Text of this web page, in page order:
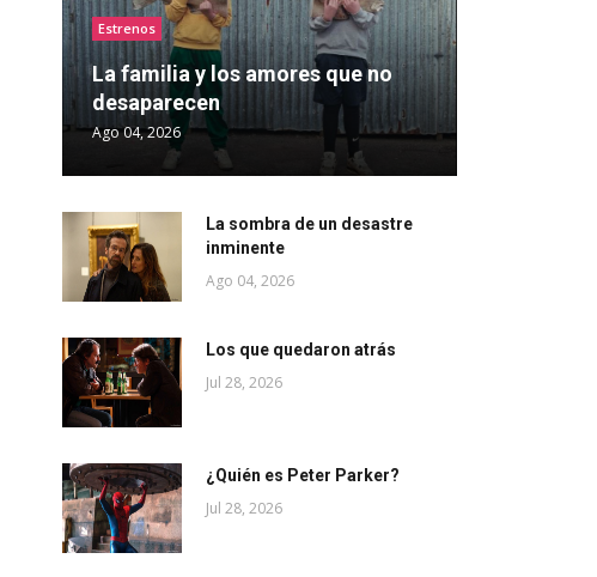
Estrenos
La familia y los amores que no
desaparecen
Ago 04, 2026
La sombra de un desastre
inminente
Ago 04, 2026
Los que quedaron atrás
Jul 28, 2026
¿Quién es Peter Parker?
Jul 28, 2026